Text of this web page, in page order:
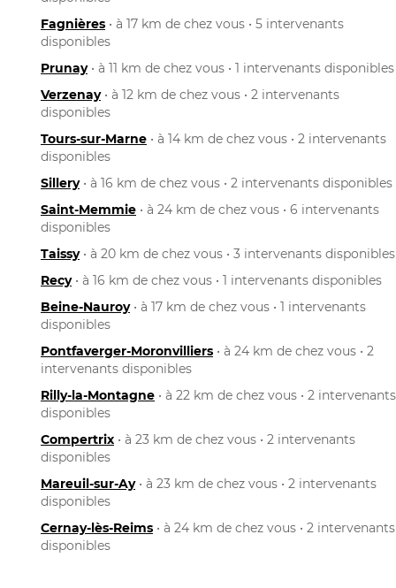
Fagnières • à 17 km de chez vous • 5 intervenants
disponibles
Prunay• à 11 km de chez vous • 1 intervenants disponibles
Verzenay• à 12 km de chez vous • 2 intervenants
disponibles
Tours-sur-Marne • à 14 km de chez vous • 2 intervenants
disponibles
Sillery• à 16 km de chez vous • 2 intervenants disponibles
Saint-Memmie • à 24 km de chez vous • 6 intervenants
disponibles
Taissy• à 20 km de chez vous • 3 intervenants disponibles
Recy• à 16 km de chez vous • 1 intervenants disponibles
Beine-Nauroy• à 17 km de chez vous • 1 intervenants
disponibles
Pontfaverger-Moronvilliers • à 24 km de chez vous • 2
intervenants disponibles
Rilly-la-Montagne • à 22 km de chez vous • 2 intervenants
disponibles
Compertrix • à 23 km de chez vous • 2 intervenants
disponibles
Mareuil-sur-Ay• à 23 km de chez vous • 2 intervenants
disponibles
Cernay-lès-Reims • à 24 km de chez vous • 2 intervenants
disponibles